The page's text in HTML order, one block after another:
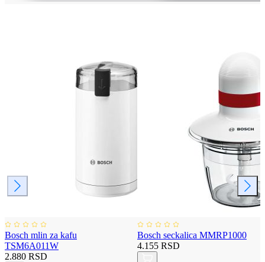
Bosch mlin za kafu
TSM6A011W
2.880 RSD
Bosch seckalica MMRP1000
4.155 RSD